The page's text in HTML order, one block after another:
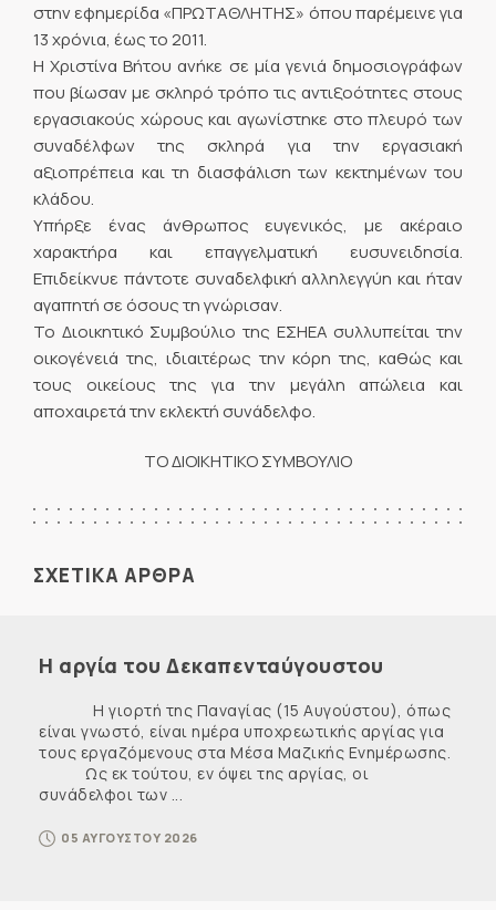
στην εφημερίδα «ΠΡΩΤΑΘΛΗΤΗΣ» όπου παρέμεινε για
13 χρόνια, έως το 2011.
Η Χριστίνα Βήτου ανήκε σε μία γενιά δημοσιογράφων
που βίωσαν με σκληρό τρόπο τις αντιξοότητες στους
εργασιακούς χώρους και αγωνίστηκε στο πλευρό των
συναδέλφων της σκληρά για την εργασιακή
αξιοπρέπεια και τη διασφάλιση των κεκτημένων του
κλάδου.
Υπήρξε ένας άνθρωπος ευγενικός, με ακέραιο
χαρακτήρα και επαγγελματική ευσυνειδησία.
Επιδείκνυε πάντοτε συναδελφική αλληλεγγύη και ήταν
αγαπητή σε όσους τη γνώρισαν.
Το Διοικητικό Συμβούλιο της ΕΣΗΕΑ συλλυπείται την
οικογένειά της, ιδιαιτέρως την κόρη της, καθώς και
τους οικείους της για την μεγάλη απώλεια και
αποχαιρετά την εκλεκτή συνάδελφο.
ΤΟ ΔΙΟΙΚΗΤΙΚΟ ΣΥΜΒΟΥΛΙΟ
ΣΧΕΤΙΚΑ ΑΡΘΡΑ
Η αργία του Δεκαπενταύγουστου
Η γιορτή της Παναγίας (15 Αυγούστου), όπως
είναι γνωστό, είναι ημέρα υποχρεωτικής αργίας για
τους εργαζόμενους στα Μέσα Μαζικής Ενημέρωσης.
Ως εκ τούτου, εν όψει της αργίας, οι
συνάδελφοι των ...
05 ΑΥΓΟΥΣΤΟΥ 2026